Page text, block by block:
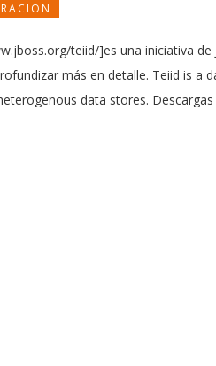
teiid/]es una iniciativa
más en detalle. Teiid is a
data stores.